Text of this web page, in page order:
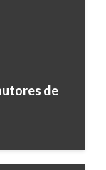
de